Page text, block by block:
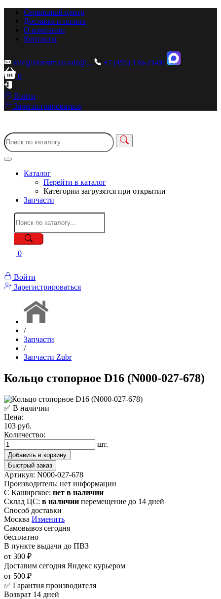
Сервисный центр
Доставка и оплата
О компании
Контакты
sale@zionstm.ru sale@...
+7 (495) 136-23-00
0
Войти
Зарегистрироваться
Каталог
Перейти в каталог
Категории загрузятся при открытии
Запчасти
0
Войти
Зарегистрироваться
/
Запчасти
/
Запчасти Zubr
Кольцо стопорное D16 (N000-027-678)
✅ В наличии
Цена:
103 руб.
Количество:
шт.
Добавить в корзину
Быстрый заказ
Артикул: N000-027-678
Производитель: нет информации
С Каширское: нет в наличии
Склад ЦС: в наличии перемещение до 14 дней
Способ доставки
Москва Изменить
Самовывоз сегодня
бесплатно
В пункте выдачи до ПВЗ
от 300 ₽
Доставим сегодня Яндекс курьером
от 500 ₽
✅ Гарантия производителя
Возврат 14 дней